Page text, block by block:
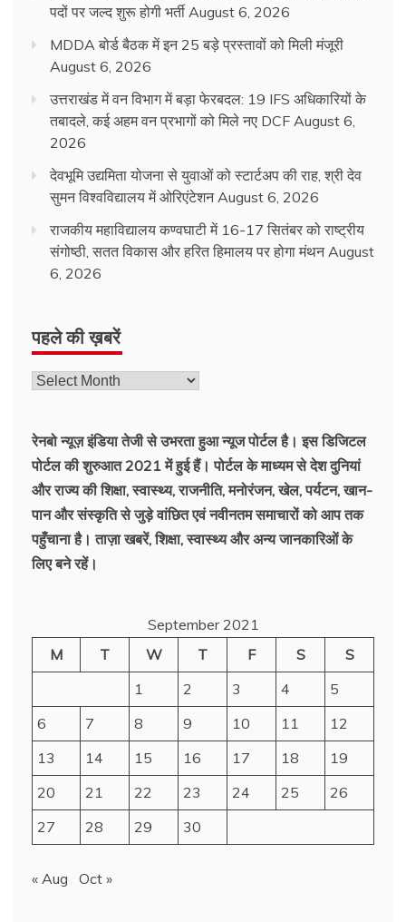
पदों पर जल्द शुरू होगी भर्ती August 6, 2026
MDDA बोर्ड बैठक में इन 25 बड़े प्रस्तावों को मिली मंजूरी
August 6, 2026
उत्तराखंड में वन विभाग में बड़ा फेरबदल: 19 IFS अधिकारियों के
तबादले, कई अहम वन प्रभागों को मिले नए DCF August 6,
2026
देवभूमि उद्यमिता योजना से युवाओं को स्टार्टअप की राह, श्री देव
सुमन विश्वविद्यालय में ओरिएंटेशन August 6, 2026
राजकीय महाविद्यालय कण्वघाटी में 16-17 सितंबर को राष्ट्रीय
संगोष्ठी, सतत विकास और हरित हिमालय पर होगा मंथन August
6, 2026
पहले की ख़बरें
रेनबो न्यूज़ इंडिया तेजी से उभरता हुआ न्‍यूज पोर्टल है। इस डिजिटल
पोर्टल की शुरुआत 2021 में हुई हैं। पोर्टल के माध्यम से देश दुनियां
और राज्य की शिक्षा, स्वास्थ्य, राजनीति, मनोरंजन, खेल, पर्यटन, खान-
पान और संस्कृति से जुड़े वांछित एवं नवीनतम समाचारों को आप तक
पहुँचाना है। ताज़ा खबरें, शिक्षा, स्वास्थ्य और अन्य जानकारिओं के
लिए बने रहें।
September 2021
M
T W T F S
S
1
2 3 4
5
6
7 8 9 10 11
12
13
14 15 16 17 18
19
20
21 22 23 24 25
26
27
28 29 30
« Aug Oct »